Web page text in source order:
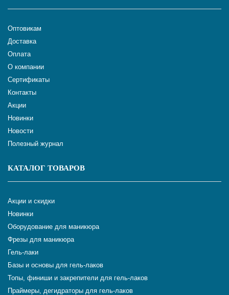
Оптовикам
Доставка
Оплата
О компании
Сертификаты
Контакты
Акции
Новинки
Новости
Полезный журнал
КАТАЛОГ ТОВАРОВ
Акции и скидки
Новинки
Оборудование для маникюра
Фрезы для маникюра
Гель-лаки
Базы и основы для гель-лаков
Топы, финиши и закрепители для гель-лаков
Праймеры, дегидраторы для гель-лаков